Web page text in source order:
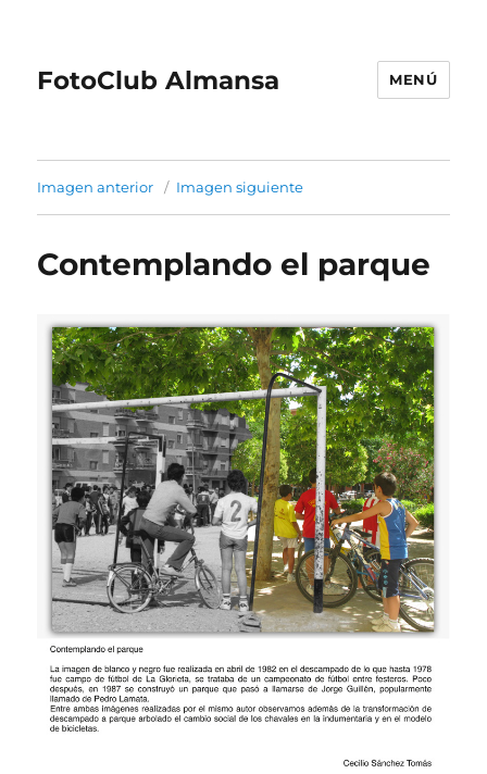
FotoClub Almansa MENÚ
Imagen anterior Imagen siguiente
Contemplando el parque